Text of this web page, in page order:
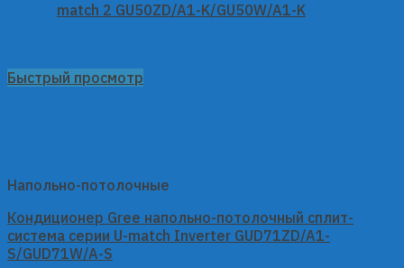
Быстрый просмотр
Напольно-потолочные
Кондиционер Gree напольно-потолочный сплит-
система серии U-match Inverter GUD71ZD/A1-
S/GUD71W/A-S